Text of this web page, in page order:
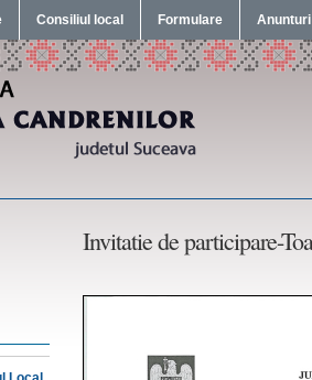
Consiliul local Formulare Anunturi
Invitatie de participare-